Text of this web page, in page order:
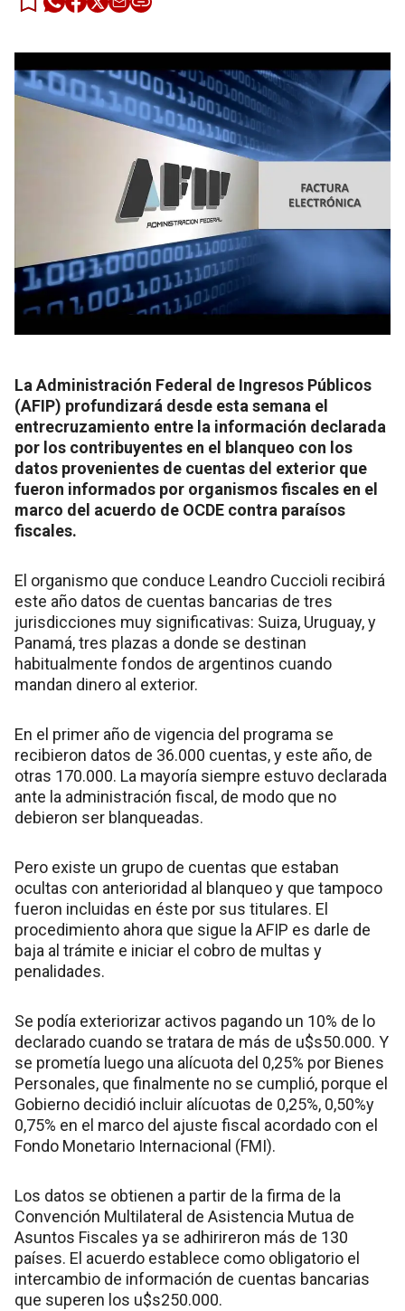
La Administración Federal de Ingresos Públicos
(AFIP) profundizará desde esta semana el
entrecruzamiento entre la información declarada
por los contribuyentes en el blanqueo con los
datos provenientes de cuentas del exterior que
fueron informados por organismos fiscales en el
marco del acuerdo de OCDE contra paraísos
fiscales.
El organismo que conduce Leandro Cuccioli recibirá
este año datos de cuentas bancarias de tres
jurisdicciones muy significativas: Suiza, Uruguay, y
Panamá, tres plazas a donde se destinan
habitualmente fondos de argentinos cuando
mandan dinero al exterior.
En el primer año de vigencia del programa se
recibieron datos de 36.000 cuentas, y este año, de
otras 170.000. La mayoría siempre estuvo declarada
ante la administración fiscal, de modo que no
debieron ser blanqueadas.
Pero existe un grupo de cuentas que estaban
ocultas con anterioridad al blanqueo y que tampoco
fueron incluidas en éste por sus titulares. El
procedimiento ahora que sigue la AFIP es darle de
baja al trámite e iniciar el cobro de multas y
penalidades.
Se podía exteriorizar activos pagando un 10% de lo
declarado cuando se tratara de más de u$s50.000. Y
se prometía luego una alícuota del 0,25% por Bienes
Personales, que finalmente no se cumplió, porque el
Gobierno decidió incluir alícuotas de 0,25%, 0,50%y
0,75% en el marco del ajuste fiscal acordado con el
Fondo Monetario Internacional (FMI).
Los datos se obtienen a partir de la firma de la
Convención Multilateral de Asistencia Mutua de
Asuntos Fiscales ya se adhirireron más de 130
países. El acuerdo establece como obligatorio el
intercambio de información de cuentas bancarias
que superen los u$s250.000.